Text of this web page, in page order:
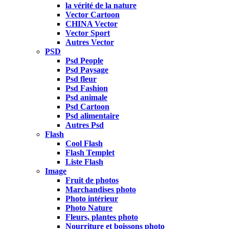
la vérité de la nature
Vector Cartoon
CHINA Vector
Vector Sport
Autres Vector
PSD
Psd People
Psd Paysage
Psd fleur
Psd Fashion
Psd animale
Psd Cartoon
Psd alimentaire
Autres Psd
Flash
Cool Flash
Flash Templet
Liste Flash
Image
Fruit de photos
Marchandises photo
Photo intérieur
Photo Nature
Fleurs, plantes photo
Nourriture et boissons photo